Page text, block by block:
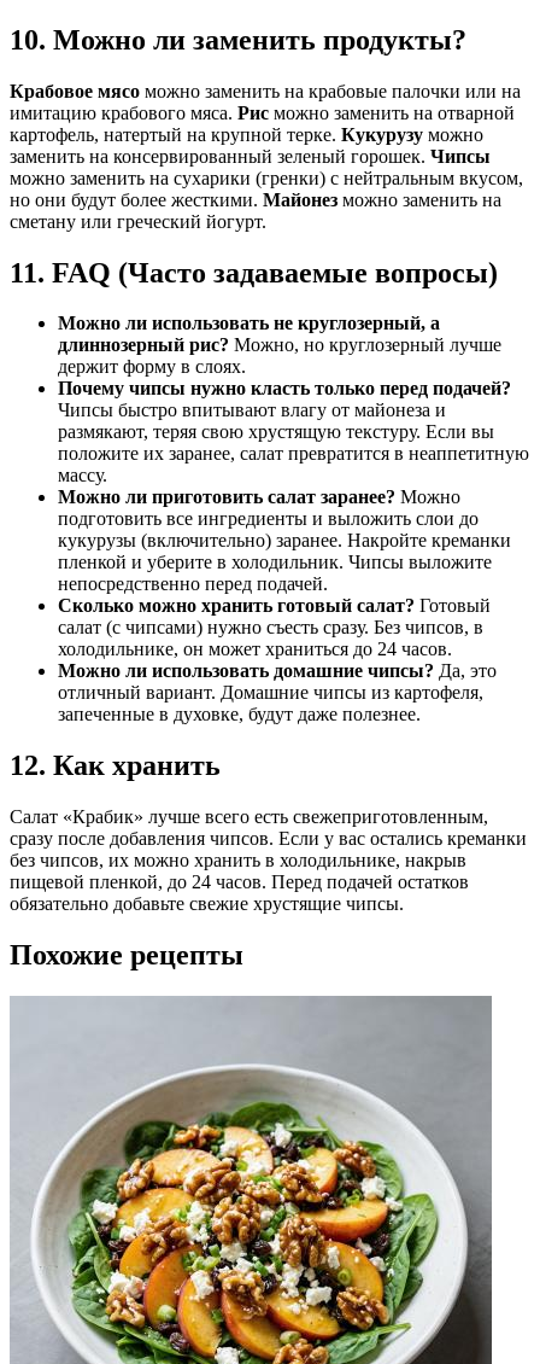
10. Можно ли заменить продукты?
Крабовое мясо можно заменить на крабовые палочки или на
имитацию крабового мяса. Рис можно заменить на отварной
картофель, натертый на крупной терке. Кукурузу можно
заменить на консервированный зеленый горошек. Чипсы
можно заменить на сухарики (гренки) с нейтральным вкусом,
но они будут более жесткими. Майонез можно заменить на
сметану или греческий йогурт.
11. FAQ (Часто задаваемые вопросы)
Можно ли использовать не круглозерный, а
длиннозерный рис? Можно, но круглозерный лучше
держит форму в слоях.
Почему чипсы нужно класть только перед подачей?
Чипсы быстро впитывают влагу от майонеза и
размякают, теряя свою хрустящую текстуру. Если вы
положите их заранее, салат превратится в неаппетитную
массу.
Можно ли приготовить салат заранее? Можно
подготовить все ингредиенты и выложить слои до
кукурузы (включительно) заранее. Накройте креманки
пленкой и уберите в холодильник. Чипсы выложите
непосредственно перед подачей.
Сколько можно хранить готовый салат? Готовый
салат (с чипсами) нужно съесть сразу. Без чипсов, в
холодильнике, он может храниться до 24 часов.
Можно ли использовать домашние чипсы? Да, это
отличный вариант. Домашние чипсы из картофеля,
запеченные в духовке, будут даже полезнее.
12. Как хранить
Салат «Крабик» лучше всего есть свежеприготовленным,
сразу после добавления чипсов. Если у вас остались креманки
без чипсов, их можно хранить в холодильнике, накрыв
пищевой пленкой, до 24 часов. Перед подачей остатков
обязательно добавьте свежие хрустящие чипсы.
Похожие рецепты